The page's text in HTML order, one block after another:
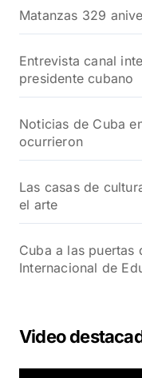
Matanzas 329
Entrevista canal
presidente cubano
Noticias de Cuba
ocurrieron
Las casas de
el arte
Cuba a las puertas
Internacional de
Video